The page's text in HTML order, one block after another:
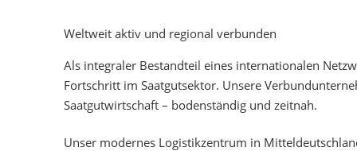
Weltweit aktiv und regional verbunden
Als integraler Bestandteil eines internationalen
Fortschritt im Saatgutsektor. Unsere
Saatgutwirtschaft – bodenständig und zeitnah.
Unser modernes Logistikzentrum in